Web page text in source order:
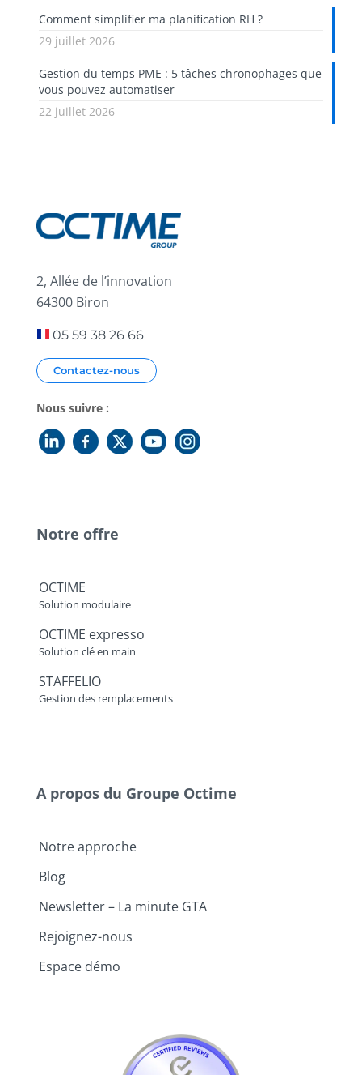
Comment simplifier ma planification RH ?
29 juillet 2026
Gestion du temps PME : 5 tâches chronophages que
vous pouvez automatiser
22 juillet 2026
2, Allée de l’innovation
64300 Biron
05 59 38 26 66
Contactez-nous
Nous suivre :
Notre offre
OCTIME
Solution modulaire
OCTIME expresso
Solution clé en main
STAFFELIO
Gestion des remplacements
A propos du Groupe Octime
Notre approche
Blog
Newsletter – La minute GTA
Rejoignez-nous
Espace démo